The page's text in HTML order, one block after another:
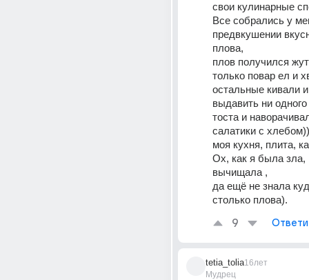
свои кулинарные
Все собрались у
предвкушении
плова,
плов получился
только повар ел и
остальные кивали
выдавить ни
тоста и
салатики с
моя кухня, плита,
Ох, как я была зла,
вычищала ,
да ещё не знала
столько плова).
9
tetia_tolia
Мудрец
16лет